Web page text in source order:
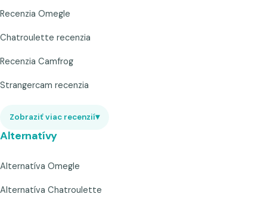
Recenzia Omegle
Chatroulette recenzia
Recenzia Camfrog
Strangercam recenzia
Zobraziť viac recenzií▾
Alternatívy
Alternatíva Omegle
Alternatíva Chatroulette